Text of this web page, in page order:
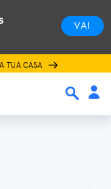
VAI
TUA CASA